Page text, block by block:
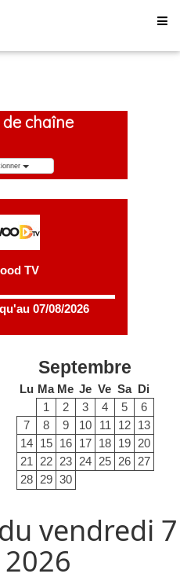
chaîne
TV
07/08/2026
Septembre
Lu Ma Me Je Ve Sa Di
1
2 3 4 5
6
7
8 9 10 11 12 13
14 15 16 17 18 19 20
21
22 23 24 25 26 27
28 29 30
vendredi 7